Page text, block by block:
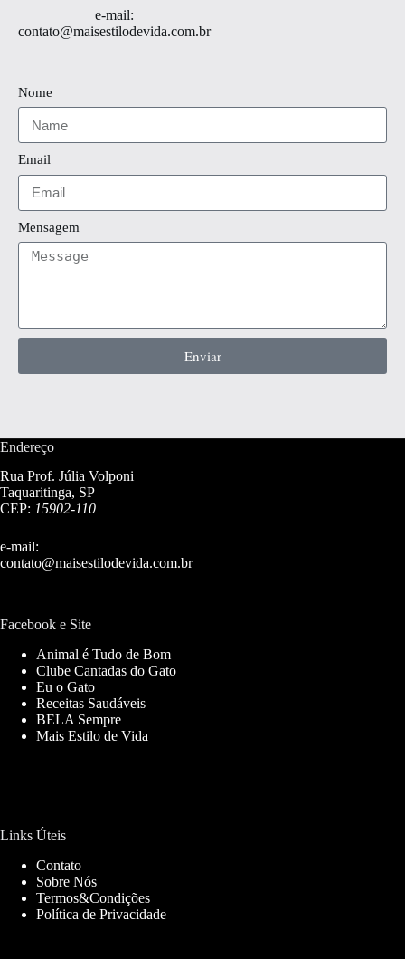
e-mail:
contato@maisestilodevida.com.br
Nome
Email
Mensagem
Enviar
Endereço
Rua Prof. Júlia Volponi
Taquaritinga, SP
CEP: 15902-110
e-mail:
contato@maisestilodevida.com.br
Facebook e Site
Animal é Tudo de Bom
Clube Cantadas do Gato
Eu o Gato
Receitas Saudáveis
BELA Sempre
Mais Estilo de Vida
Links Úteis
Contato
Sobre Nós
Termos&Condições
Política de Privacidade